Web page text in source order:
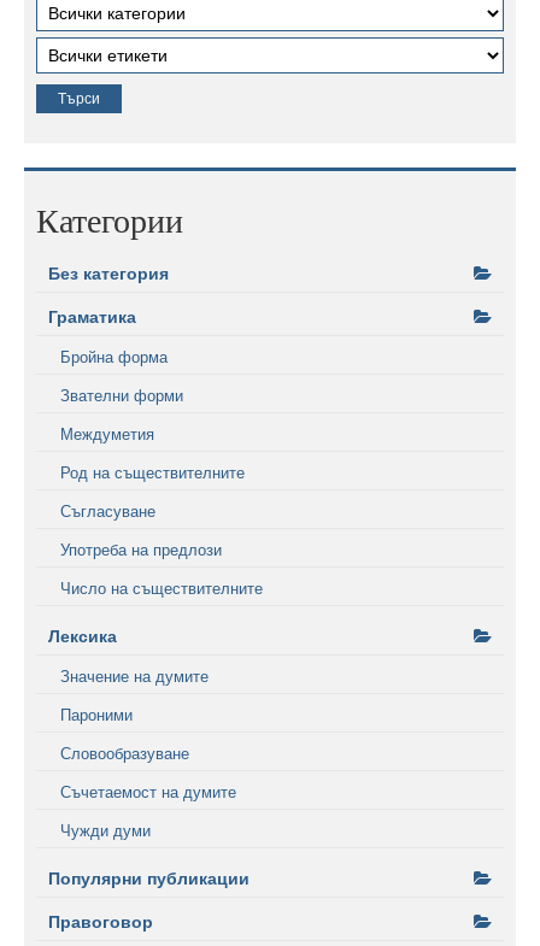
Категории
Без категория
Граматика
Бройна форма
Звателни форми
Междуметия
Род на съществителните
Съгласуване
Употреба на предлози
Число на съществителните
Лексика
Значение на думите
Пароними
Словообразуване
Съчетаемост на думите
Чужди думи
Популярни публикации
Правоговор